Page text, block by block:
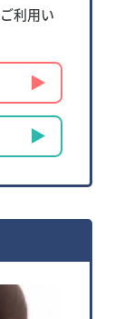
ご利用い